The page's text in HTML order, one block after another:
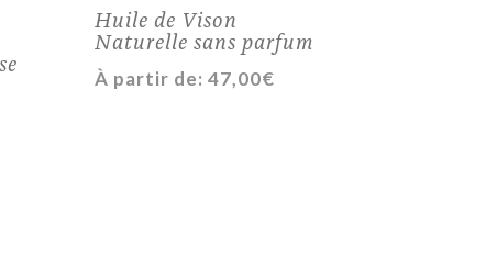
Huile de Vison
Naturelle sans parfum
À partir de: 47,00€